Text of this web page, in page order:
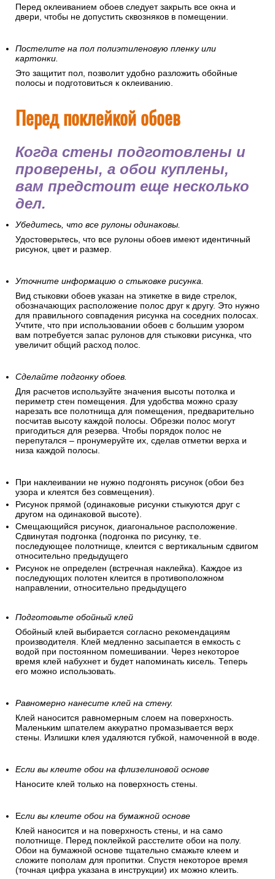
Перед оклеиванием обоев следует закрыть все окна и
двери, чтобы не допустить сквозняков в помещении.
Постелите на пол полиэтиленовую пленку или
картонки.
Это защитит пол, позволит удобно разложить обойные
полосы и подготовиться к оклеиванию.
Перед поклейкой обоев
Когда стены подготовлены и
проверены, а обои куплены,
вам предстоит еще несколько
дел.
Убедитесь, что все рулоны одинаковы.
Удостоверьтесь, что все рулоны обоев имеют идентичный
рисунок, цвет и размер.
Уточните информацию о стыковке рисунка.
Вид стыковки обоев указан на этикетке в виде стрелок,
обозначающих расположение полос друг к другу. Это нужно
для правильного совпадения рисунка на соседних полосах.
Учтите, что при использовании обоев с большим узором
вам потребуется запас рулонов для стыковки рисунка, что
увеличит общий расход полос.
Сделайте подгонку обоев.
Для расчетов используйте значения высоты потолка и
периметр стен помещения. Для удобства можно сразу
нарезать все полотнища для помещения, предварительно
посчитав высоту каждой полосы. Обрезки полос могут
пригодиться для резерва. Чтобы порядок полос не
перепутался – пронумеруйте их, сделав отметки верха и
низа каждой полосы.
При наклеивании не нужно подгонять рисунок (обои без
узора и клеятся без совмещения).
Рисунок прямой (одинаковые рисунки стыкуются друг с
другом на одинаковой высоте).
Смещающийся рисунок, диагональное расположение.
Сдвинутая подгонка (подгонка по рисунку, т.е.
последующее полотнище, клеится с вертикальным сдвигом
относительно предыдущего
Рисунок не определен (встречная наклейка). Каждое из
последующих полотен клеится в противоположном
направлении, относительно предыдущего
Подготовьте обойный клей
Обойный клей выбирается согласно рекомендациям
производителя. Клей медленно засыпается в емкость с
водой при постоянном помешивании. Через некоторое
время клей набухнет и будет напоминать кисель. Теперь
его можно использовать.
Равномерно нанесите клей на стену.
Клей наносится равномерным слоем на поверхность.
Маленьким шпателем аккуратно промазывается верх
стены. Излишки клея удаляются губкой, намоченной в воде.
Если вы клеите обои на флизелиновой основе
Наносите клей только на поверхность стены.
Если вы клеите обои на бумажной основе
Клей наносится и на поверхность стены, и на само
полотнище. Перед поклейкой расстелите обои на полу.
Обои на бумажной основе тщательно смажьте клеем и
сложите пополам для пропитки. Спустя некоторое время
(точная цифра указана в инструкции) их можно клеить.